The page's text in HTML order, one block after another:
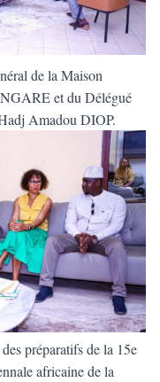
de la Maison
et du Délégué
Amadou DIOP.
préparatifs de la 15e
africaine de la